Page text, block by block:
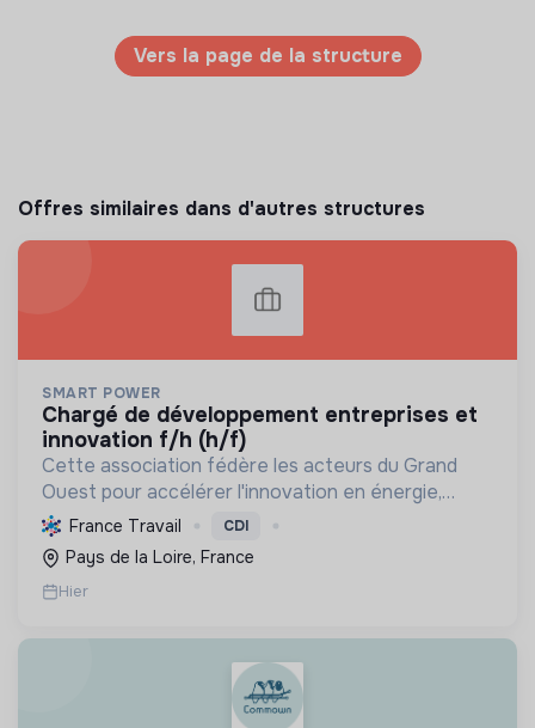
Vers la page de la structure
Offres similaires dans d'autres structures
SMART POWER
chargé de développement entreprises et
innovation f/h (h/f)
Cette association fédère les acteurs du Grand
Ouest pour accélérer l'innovation en énergie,
électronique et décarbonation, favorisant une
transition écologique et le développement
économique régional.
France Travail CDI
Pays de la Loire, France
Hier